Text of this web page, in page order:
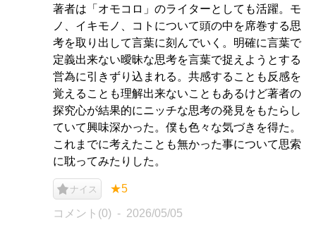
著者は「オモコロ」のライターとしても活躍。モ
ノ、イキモノ、コトについて頭の中を席巻する思
考を取り出して言葉に刻んでいく。明確に言葉で
定義出来ない曖昧な思考を言葉で捉えようとする
営為に引きずり込まれる。共感することも反感を
覚えることも理解出来ないこともあるけど著者の
探究心が結果的にニッチな思考の発見をもたらし
ていて興味深かった。僕も色々な気づきを得た。
これまでに考えたことも無かった事について思索
に耽ってみたりした。
ナイス ★5
コメント(0) 2026/05/05